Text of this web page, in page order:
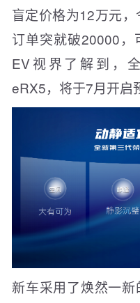
盲定价格为12万元
订单突就破20000
EV视界了解到，
eRX5，将于7月开启
新车采用了焕然一